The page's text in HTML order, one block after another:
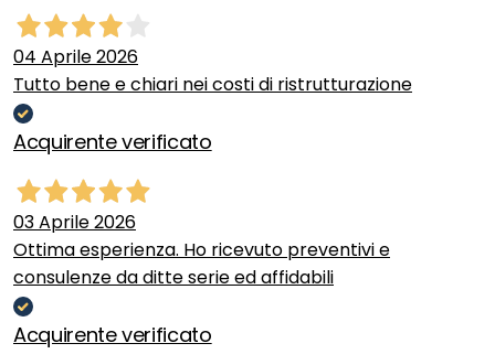
04 Aprile 2026
Tutto bene e chiari nei costi di ristrutturazione
Acquirente verificato
03 Aprile 2026
Ottima esperienza. Ho ricevuto preventivi e
consulenze da ditte serie ed affidabili
Acquirente verificato